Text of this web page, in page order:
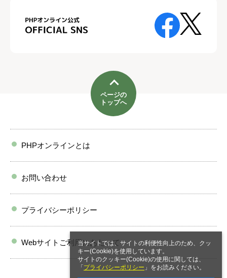
当サイトでは、サイトの利便性向上のため、クッ
キー(Cookie)を使用しています。
サイトのクッキー(Cookie)の使用に関しては、
「 プライバシーポリシー 」をお読みください。
ページの
トップへ
PHPオンラインとは
お問い合わせ
プライバシーポリシー
Webサイトご利用にあたって